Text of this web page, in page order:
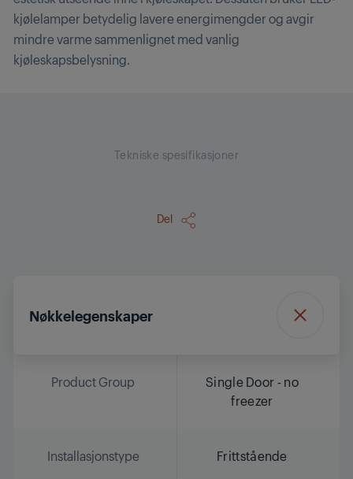
kjølelamper betydelig lavere energimengder og avgir
mindre varme sammenlignet med vanlig
kjøleskapsbelysning.
Tekniske spesifikasjoner
Del
Nøkkelegenskaper
Product Group
Single Door - no
freezer
Installasjonstype Frittstående